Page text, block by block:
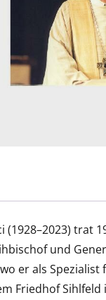
trat
und
er als
Friedhof Sihlfeld